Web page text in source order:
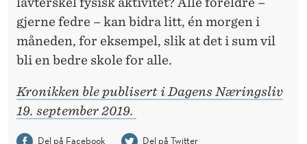
gjerne fedre – kan bidra litt, én morgen i
måneden, for eksempel, slik at det i sum vil
bli en bedre skole for alle.
Kronikken ble publisert i Dagens Næringsliv
19. september 2019.
Del på Facebook
Del på Twitter